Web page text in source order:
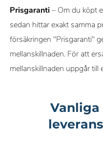
Prisgaranti– Om du köpt
sedan hittar exakt samma
försäkringen "Prisgaranti"
mellanskillnaden. För att
mellanskillnaden uppgår till